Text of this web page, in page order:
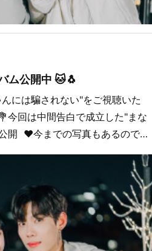
ム公開中 🐱🐧
には騙されない"をご視聴いた
今回は中間告白で成立した"まな
開 ❤︎今までの写真もあるので…